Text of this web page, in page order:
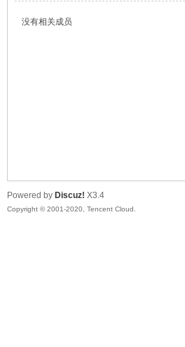
没有相关成员
Powered by Discuz! X3.4
Copyright © 2001-2020, Tencent Cloud.